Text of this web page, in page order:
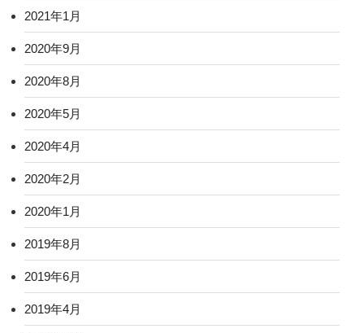
2021年1月
2020年9月
2020年8月
2020年5月
2020年4月
2020年2月
2020年1月
2019年8月
2019年6月
2019年4月